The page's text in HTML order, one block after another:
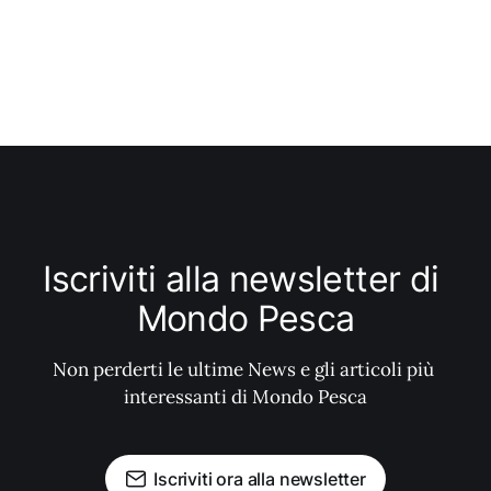
Iscriviti alla newsletter di
Mondo Pesca
Non perderti le ultime News e gli articoli più
interessanti di Mondo Pesca
Iscriviti ora alla newsletter